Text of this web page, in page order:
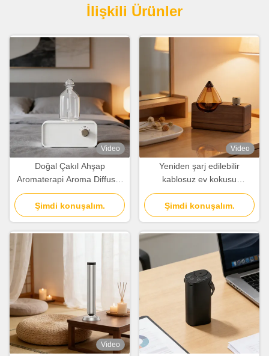
İlişkili Ürünler
Video
Doğal Çakıl Ahşap
Aromaterapi Aroma Diffuser
1.5W Ticari Hava Kokusu
Makinesi
Şimdi konuşalım.
Video
Yeniden şarj edilebilir
kablosuz ev kokusu
difüzyonu minimalist retro
tasarımı ile
Şimdi konuşalım.
Video